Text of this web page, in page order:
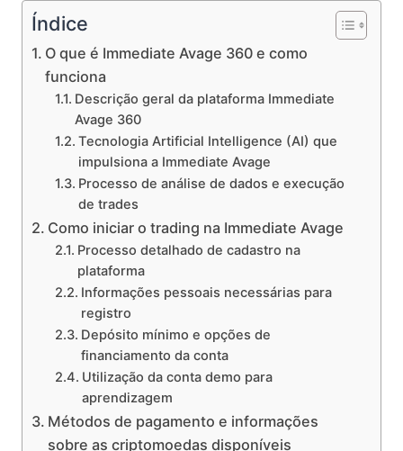
Índice
O que é Immediate Avage 360 e como
funciona
Descrição geral da plataforma Immediate
Avage 360
Tecnologia Artificial Intelligence (AI) que
impulsiona a Immediate Avage
Processo de análise de dados e execução
de trades
Como iniciar o trading na Immediate Avage
Processo detalhado de cadastro na
plataforma
Informações pessoais necessárias para
registro
Depósito mínimo e opções de
financiamento da conta
Utilização da conta demo para
aprendizagem
Métodos de pagamento e informações
sobre as criptomoedas disponíveis